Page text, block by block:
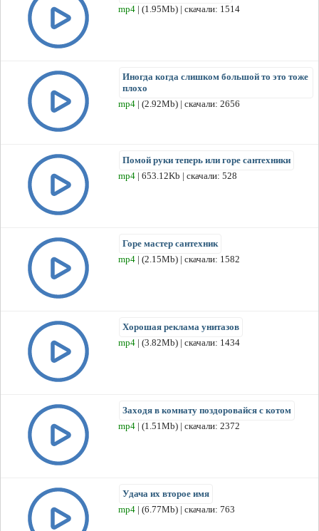
mp4 | (1.95Mb) | скачали: 1514
Иногда когда слишком большой то это тоже
плохо
mp4 | (2.92Mb) | скачали: 2656
Помой руки теперь или горе сантехники
mp4 | 653.12Kb | скачали: 528
Горе мастер сантехник
mp4 | (2.15Mb) | скачали: 1582
Хорошая реклама унитазов
mp4 | (3.82Mb) | скачали: 1434
Заходя в комнату поздоровайся с котом
mp4 | (1.51Mb) | скачали: 2372
Удача их второе имя
mp4 | (6.77Mb) | скачали: 763